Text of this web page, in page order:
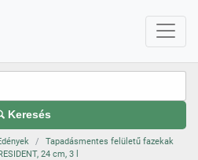
Keresés
Tapadásmentes felületű fazekak
24 cm, 3 l